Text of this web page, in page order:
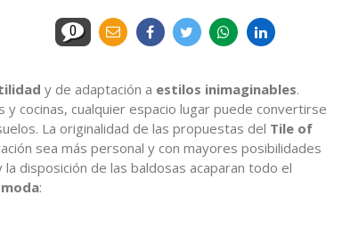
0
y de adaptación a estilos inimaginables.
cocinas, cualquier espacio lugar puede convertirse
La originalidad de las propuestas del Tile of
sea más personal y con mayores posibilidades
disposición de las baldosas acaparan todo el
: